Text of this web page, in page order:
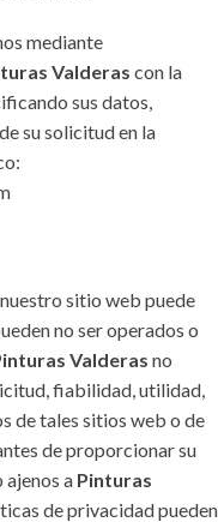
mediante
Valderas con la
sus datos,
su solicitud en la
sitio web puede
no ser operados o
Valderas no
fiabilidad, utilidad,
de tales sitios web o de
de proporcionar su
a Pinturas
de privacidad pueden